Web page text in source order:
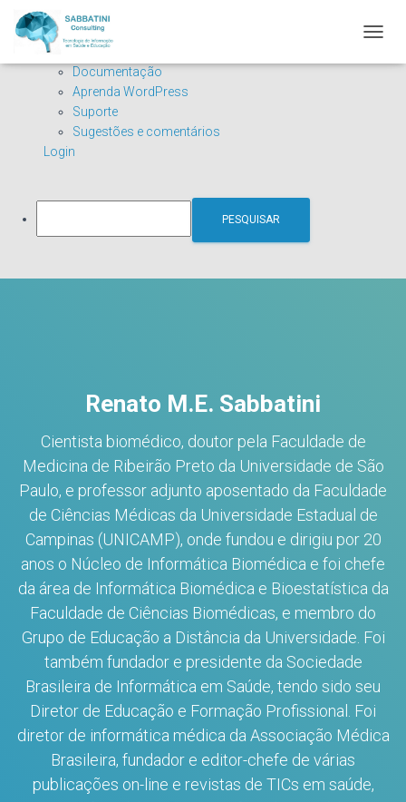
Sobre
o
WordPress
WordPress.org
Documentação
Aprenda WordPress
Suporte
Sugestões e comentários
Login
Pesquisar
Renato M.E. Sabbatini
Cientista biomédico, doutor pela Faculdade de
Medicina de Ribeirão Preto da Universidade de São
Paulo, e professor adjunto aposentado da Faculdade
de Ciências Médicas da Universidade Estadual de
Campinas (UNICAMP), onde fundou e dirigiu por 20
anos o Núcleo de Informática Biomédica e foi chefe
da área de Informática Biomédica e Bioestatística da
Faculdade de Ciências Biomédicas, e membro do
Grupo de Educação a Distância da Universidade. Foi
também fundador e presidente da Sociedade
Brasileira de Informática em Saúde, tendo sido seu
Diretor de Educação e Formação Profissional. Foi
diretor de informática médica da Associação Médica
Brasileira, fundador e editor-chefe de várias
publicações on-line e revistas de TICs em saúde,